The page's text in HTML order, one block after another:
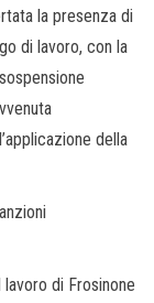
la presenza di
di lavoro, con la
della
di Frosinone